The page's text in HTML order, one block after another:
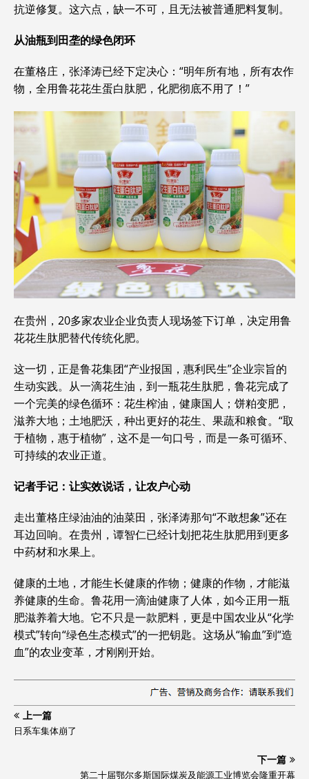
抗逆修复。这六点，缺一不可，且无法被普通肥料复制。
从油瓶到田垄的绿色闭环
在董格庄，张泽涛已经下定决心：“明年所有地，所有农作
物，全用鲁花花生蛋白肽肥，化肥彻底不用了！”
在贵州，20多家农业企业负责人现场签下订单，决定用鲁
花花生肽肥替代传统化肥。
这一切，正是鲁花集团“产业报国，惠利民生”企业宗旨的
生动实践。从一滴花生油，到一瓶花生肽肥，鲁花完成了
一个完美的绿色循环：花生榨油，健康国人；饼粕变肥，
滋养大地；土地肥沃，种出更好的花生、果蔬和粮食。“取
于植物，惠于植物”，这不是一句口号，而是一条可循环、
可持续的农业正道。
记者手记：让实效说话，让农户心动
走出董格庄绿油油的油菜田，张泽涛那句“不敢想象”还在
耳边回响。在贵州，谭智仁已经计划把花生肽肥用到更多
中药材和水果上。
健康的土地，才能生长健康的作物；健康的作物，才能滋
养健康的生命。鲁花用一滴油健康了人体，如今正用一瓶
肥滋养着大地。它不只是一款肥料，更是中国农业从“化学
模式”转向“绿色生态模式”的一把钥匙。这场从“输血”到“造
血”的农业变革，才刚刚开始。
上一篇
日系车集体崩了
下一篇
第二十届鄂尔多斯国际煤炭及能源工业博览会隆重开幕